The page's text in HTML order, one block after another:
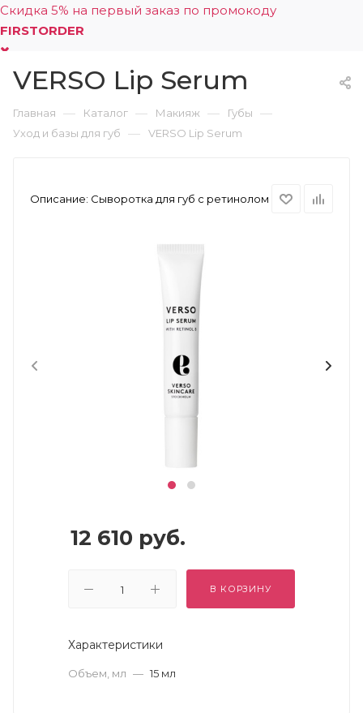
Скидка 5% на первый заказ по промокоду
FIRSTORDER
0
VERSO Lip Serum
Главная — Каталог — Макияж — Губы —
Уход и базы для губ — VERSO Lip Serum
Описание: Сыворотка для губ с ретинолом
12 610 руб.
В КОРЗИНУ
Характеристики
Объем, мл — 15 мл